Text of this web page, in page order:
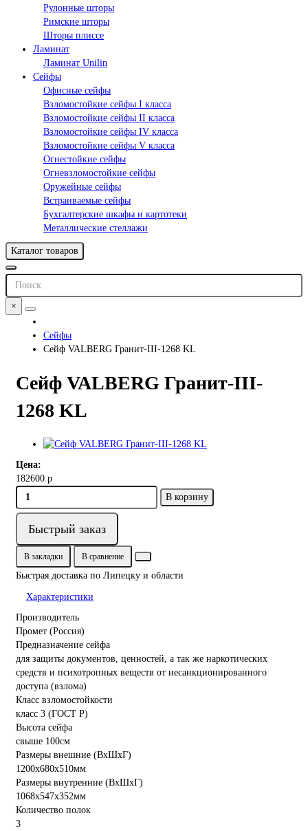
Рулонные шторы
Римские шторы
Шторы плиссе
Ламинат
Ламинат Unilin
Сейфы
Офисные сейфы
Взломостойкие сейфы I класса
Взломостойкие сейфы II класса
Взломостойкие сейфы IV класса
Взломостойкие сейфы V класса
Огнестойкие сейфы
Огневзломостойкие сейфы
Оружейные сейфы
Встраиваемые сейфы
Бухгалтерские шкафы и картотеки
Металлические стеллажи
Каталог товаров
×
Сейфы
Сейф VALBERG Гранит-III-1268 KL
Сейф VALBERG Гранит-III-
1268 KL
Цена:
182600 р
В корзину
Быстрый заказ
В закладки В сравнение
Быстрая доставка по Липецку и области
Характеристики
Производитель
Промет (Россия)
Предназначение сейфа
для защиты документов, ценностей, а так же наркотических
средств и психотропных веществ от несанкционированного
доступа (взлома)
Класс взломостойкости
класс 3 (ГОСТ Р)
Высота сейфа
свыше 100см
Размеры внешние (ВхШхГ)
1200x680x510мм
Размеры внутренние (ВхШхГ)
1068x547x352мм
Количество полок
3